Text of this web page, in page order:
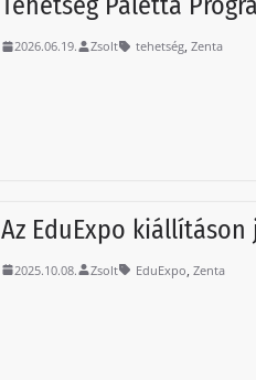
2026.06.19. Zsolt tehetség,Zenta
Az EduExpo
2025.10.08. Zsolt EduExpo,Zenta